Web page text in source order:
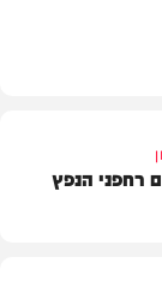
רחפני הנפץ